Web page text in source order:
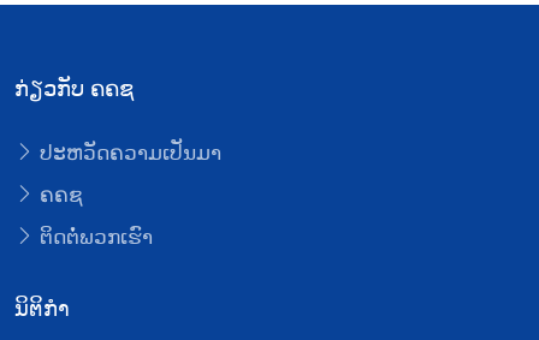
ກ່ຽວກັບ ຄຄຊ
ປະຫວັດຄວາມເປັນມາ
ຄຄຊ
ຕິດຕໍ່ພວກເຮົາ
ນິຕິກໍາ